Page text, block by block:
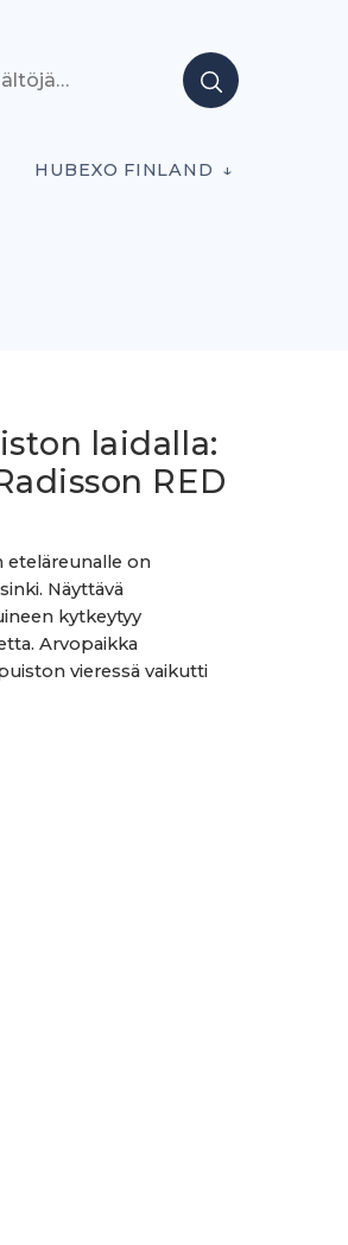
HUBEXO FINLAND
laidalla:
RED
eteläreunalle on
Näyttävä
kytkeytyy
Arvopaikka
vieressä vaikutti